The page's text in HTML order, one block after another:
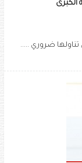
تناولها ضروري .....